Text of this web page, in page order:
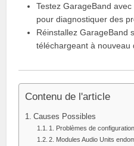
Testez GarageBand
pour diagnostiquer des
Réinstallez GarageBand
téléchargeant à nouveau
Contenu de l'article
Causes Possibles
1. Problèmes de
2. Modules Audio Units